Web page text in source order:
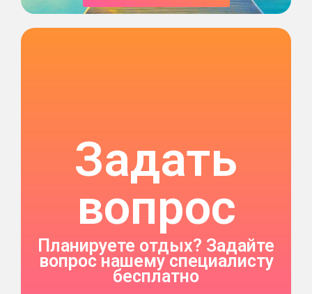
Задать
вопрос
Планируете отдых? Задайте
вопрос нашему специалисту
бесплатно